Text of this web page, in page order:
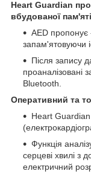
Heart Guardian
вбудованої
AED пропонує
запам'ятовуючи
Після запису
проаналізовані
Bluetooth.
Оперативний та
Heart
Функція
серцеві хвилі з
електричний